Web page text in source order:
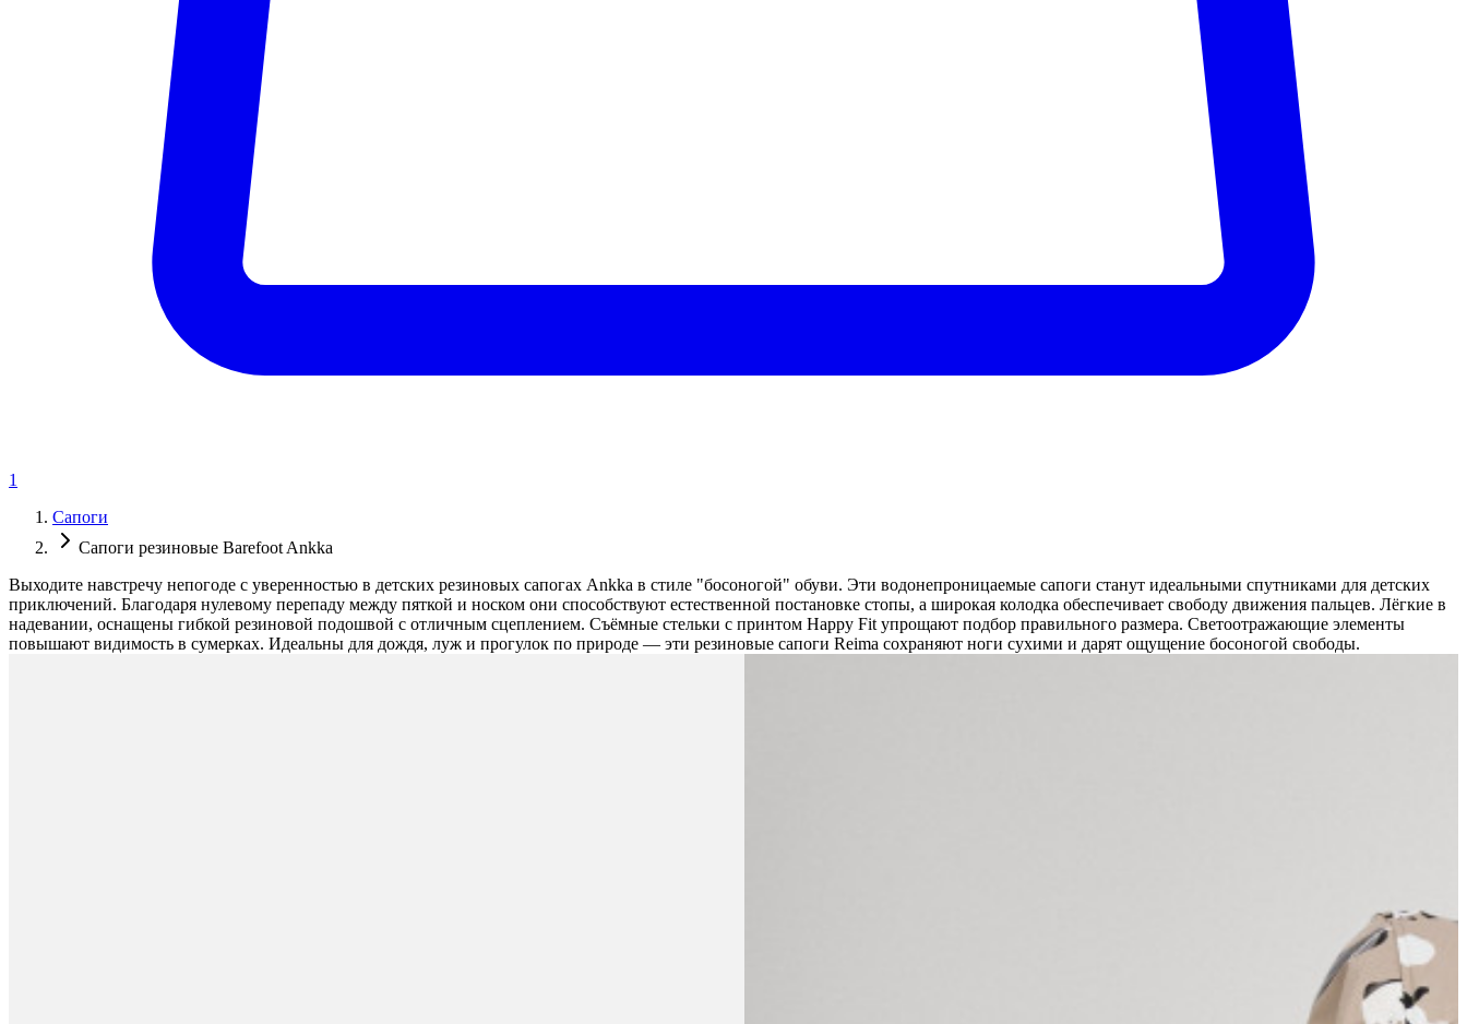
1
Сапоги
Сапоги резиновые Barefoot Ankka
Выходите навстречу непогоде с уверенностью в детских резиновых сапогах Ankka в стиле "босоногой" обуви. Эти водонепроницаемые сапоги станут идеальными спутниками для детских
приключений. Благодаря нулевому перепаду между пяткой и носком они способствуют естественной постановке стопы, а широкая колодка обеспечивает свободу движения пальцев. Лёгкие в
надевании, оснащены гибкой резиновой подошвой с отличным сцеплением. Съёмные стельки с принтом Happy Fit упрощают подбор правильного размера. Светоотражающие элементы
повышают видимость в сумерках. Идеальны для дождя, луж и прогулок по природе — эти резиновые сапоги Reima сохраняют ноги сухими и дарят ощущение босоногой свободы.